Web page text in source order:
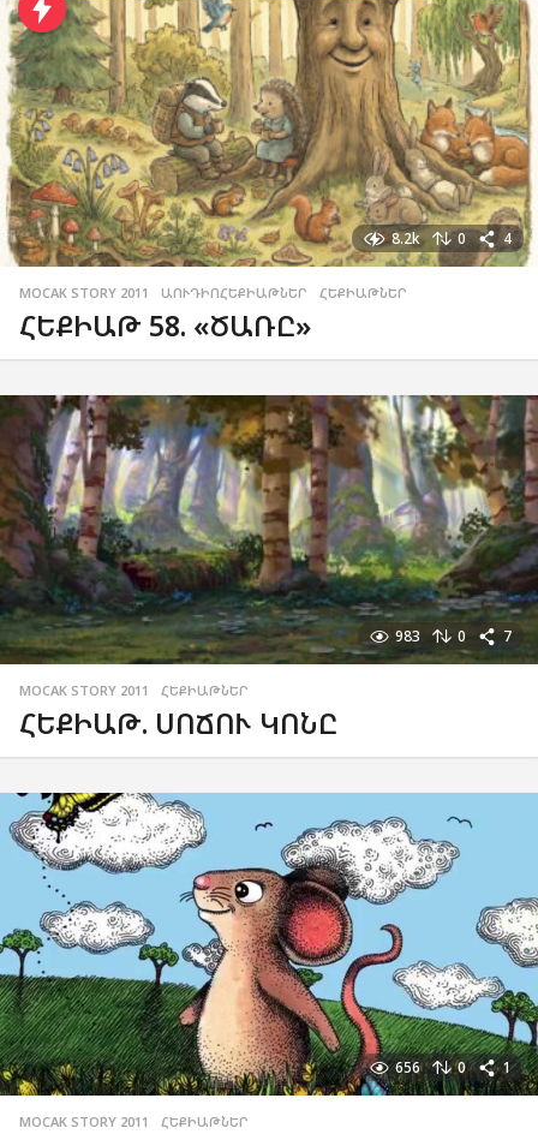
8.2k 0 4
MOCAK STORY 2011 ,ԱՈՒԴԻՈՀԵՔԻԱԹՆԵՐ ,ՀԵՔԻԱԹՆԵՐ
ՀԵՔԻԱԹ 58. «ԾԱՌԸ»
983 0 7
MOCAK STORY 2011 ,ՀԵՔԻԱԹՆԵՐ
ՀԵՔԻԱԹ. ՍՈՃՈՒ ԿՈՆԸ
656 0 1
MOCAK STORY 2011 ,ՀԵՔԻԱԹՆԵՐ